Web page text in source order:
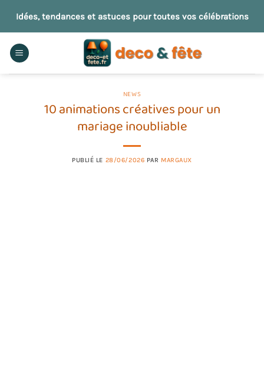
contenu
Idées, tendances et astuces pour toutes vos célébrations
NEWS
10 animations créatives pour un
mariage inoubliable
PUBLIÉ LE 28/06/2026 PAR MARGAUX